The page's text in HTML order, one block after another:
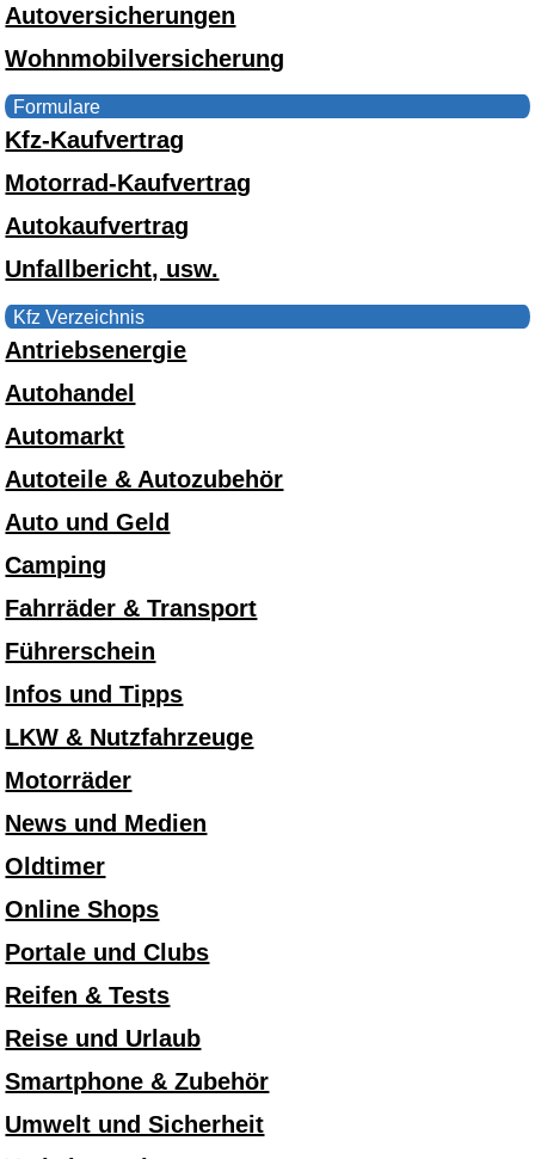
Autoversicherungen
Wohnmobilversicherung
Formulare
Kfz-Kaufvertrag
Motorrad-Kaufvertrag
Autokaufvertrag
Unfallbericht, usw.
Kfz Verzeichnis
Antriebsenergie
Autohandel
Automarkt
Autoteile & Autozubehör
Auto und Geld
Camping
Fahrräder & Transport
Führerschein
Infos und Tipps
LKW & Nutzfahrzeuge
Motorräder
News und Medien
Oldtimer
Online Shops
Portale und Clubs
Reifen & Tests
Reise und Urlaub
Smartphone & Zubehör
Umwelt und Sicherheit